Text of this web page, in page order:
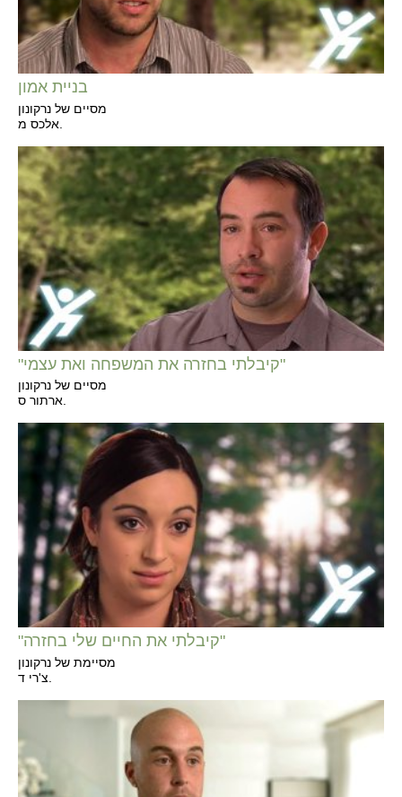
בניית אמון
מסיים של נרקונון
"קיבלתי בחזרה את המשפחה ואת עצמי"
מסיים של נרקונון
ארתור ס.
"קיבלתי את החיים שלי בחזרה"
מסיימת של נרקונון